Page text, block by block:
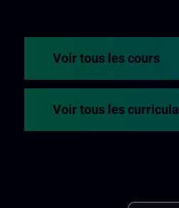
Voir tous les cours
Voir tous les curricula